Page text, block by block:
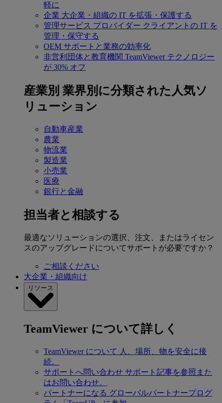
軽に
企業 大企業・組織の IT を拡張・保護する
管理サービス プロバイダー クライアントの IT を
管理・保守する
OEM サポートと業務の効率化
非営利団体と教育機関 TeamViewer テクノロジー
が 30% オフ
産業別 業界別に分類された人気ソ
リューション
自動車産業
農業
物流業
製造業
小売業
医療
銀行と金融
担当者と相談する
最適なソリューションの選択、注文、またはライセン
スのアップグレードについてサポートが必要ですか？
ご相談ください
大企業・組織向け
リソース
TeamViewer について詳しく
TeamViewer について 人、場所、物を安全に接
続。
サポートへ問い合わせ サポート記事を参照また
はお問い合わせ。
パートナーになる グローバルパートナープログ